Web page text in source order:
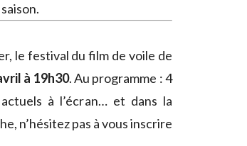
le festival du film de voile de
à 19h30. Au programme : 4
à l’écran… et dans la
n’hésitez pas à vous inscrire